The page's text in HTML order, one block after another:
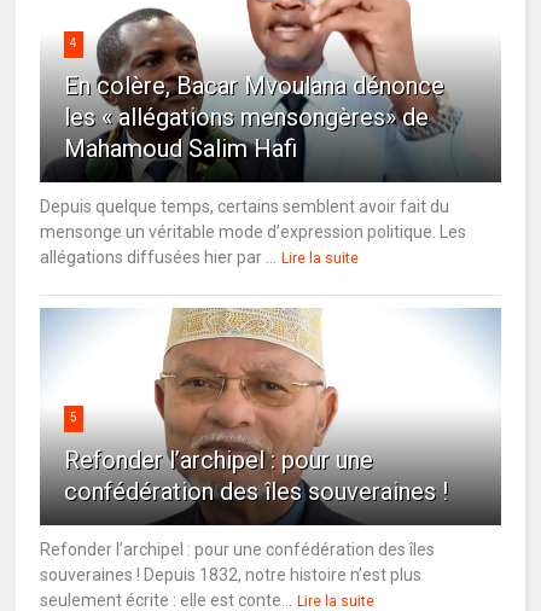
4
En colère, Bacar Mvoulana dénonce
les « allégations mensongères» de
Mahamoud Salim Hafi
Depuis quelque temps, certains semblent avoir fait du
mensonge un véritable mode d’expression politique. Les
allégations diffusées hier par ...
Lire la suite
5
Refonder l’archipel : pour une
confédération des îles souveraines !
Refonder l’archipel : pour une confédération des îles
souveraines ! Depuis 1832, notre histoire n’est plus
seulement écrite : elle est conte...
Lire la suite